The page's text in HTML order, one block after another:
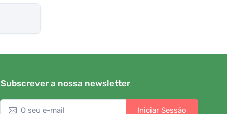
Subscrever a nossa newsletter
Iniciar Sessão